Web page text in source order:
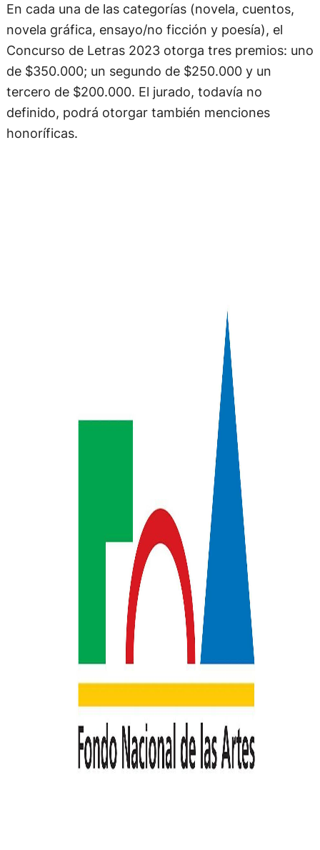
En cada una de las categorías (novela, cuentos,
novela gráfica, ensayo/no ficción y poesía), el
Concurso de Letras 2023 otorga tres premios: uno
de $350.000; un segundo de $250.000 y un
tercero de $200.000. El jurado, todavía no
definido, podrá otorgar también menciones
honoríficas.